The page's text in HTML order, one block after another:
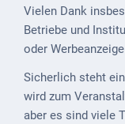
Post
Wasser-
und
Abwasser
Vielen Dank
Betriebe und
oder
Sicherlich steht
wird zum
aber es sind viele